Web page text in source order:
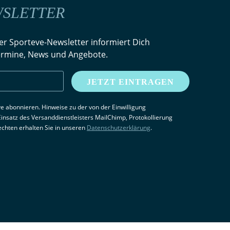
Sporteve-Newsletter informiert Dich
News und Angebote.
JETZT EINTRAGEN
abonnieren. Hinweise zu der von der Einwilligung
des Versanddienstleisters MailChimp, Protokollierung
erhalten Sie in unseren Datenschutzerklärung.